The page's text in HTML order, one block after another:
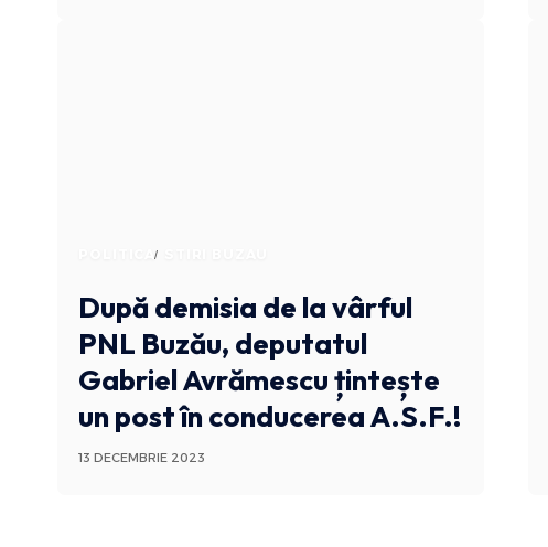
POLITICA
După demisia de la vârful
PNL Buzău, deputatul
Gabriel Avrămescu țintește
un post în conducerea A.S.F.!
13 DECEMBRIE 2023